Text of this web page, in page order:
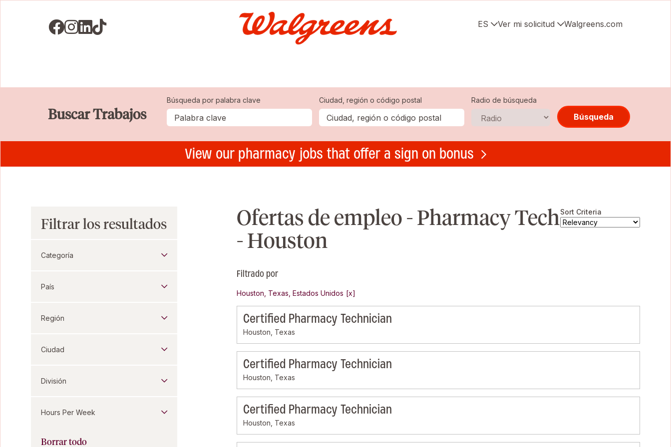
Visit us on Facebook
Visit us on Instagram
Visit us on LinkedIN
Visit us on TikTok ES Ver mi solicitud Walgreens.com
Buscar Trabajos
Búsqueda por palabra clave Ciudad, región o código postal Radio de búsqueda
Búsqueda
View our pharmacy jobs that offer a sign on bonus
Sort Criteria
Ofertas de empleo - Pharmacy Tech
- Houston
Filtrado por
Houston, Texas, Estados Unidos
Certified Pharmacy Technician
Houston, Texas
Certified Pharmacy Technician
Houston, Texas
Certified Pharmacy Technician
Houston, Texas
Filtrar los resultados
Categoría
País
Región
Ciudad
División
Hours Per Week
Borrar todo